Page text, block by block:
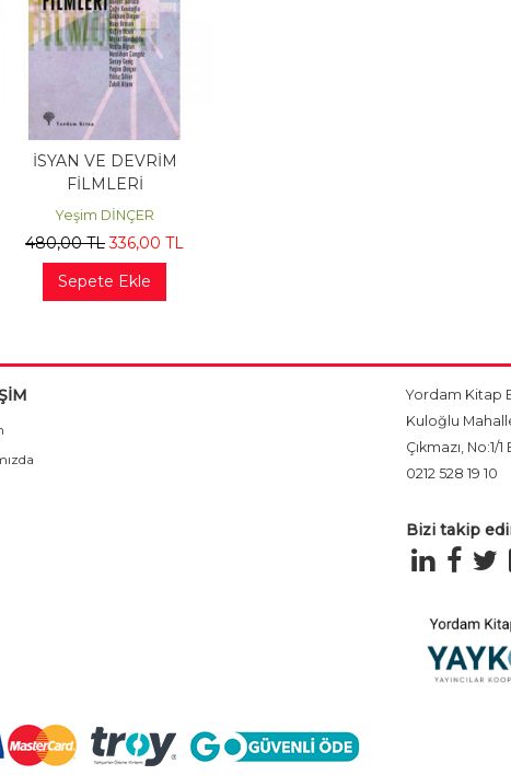
İSYAN VE DEVRİM
FİLMLERİ
Yeşim DİNÇER
480,00TL 336,00 TL
Sepete Ekle
Yordam Kitap
Kuloğlu
Çıkmazı,
0212 528 19 10
Bizi takip